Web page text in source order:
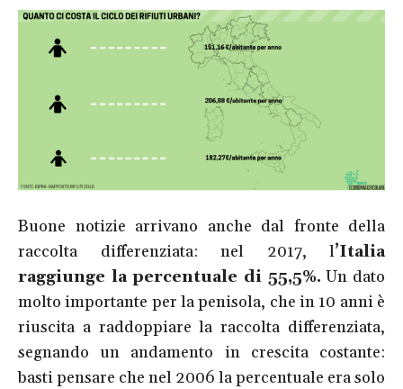
Buone notizie arrivano anche dal fronte della
raccolta differenziata: nel 2017, l’Italia
raggiunge la percentuale di 55,5%. Un dato
molto importante per la penisola, che in 10 anni è
riuscita a raddoppiare la raccolta differenziata,
segnando un andamento in crescita costante:
basti pensare che nel 2006 la percentuale era solo